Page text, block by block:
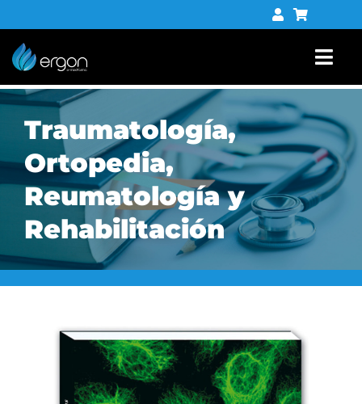
al
contenido
Libros
Tienda digital
Contacto
Traumatología,
Ortopedia,
Reumatología y
Rehabilitación